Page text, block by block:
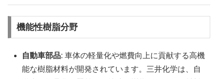
機能性樹脂分野
自動車部品: 車体の軽量化や燃費向上に貢献する高機
能な樹脂材料が開発されています。三井化学は、自